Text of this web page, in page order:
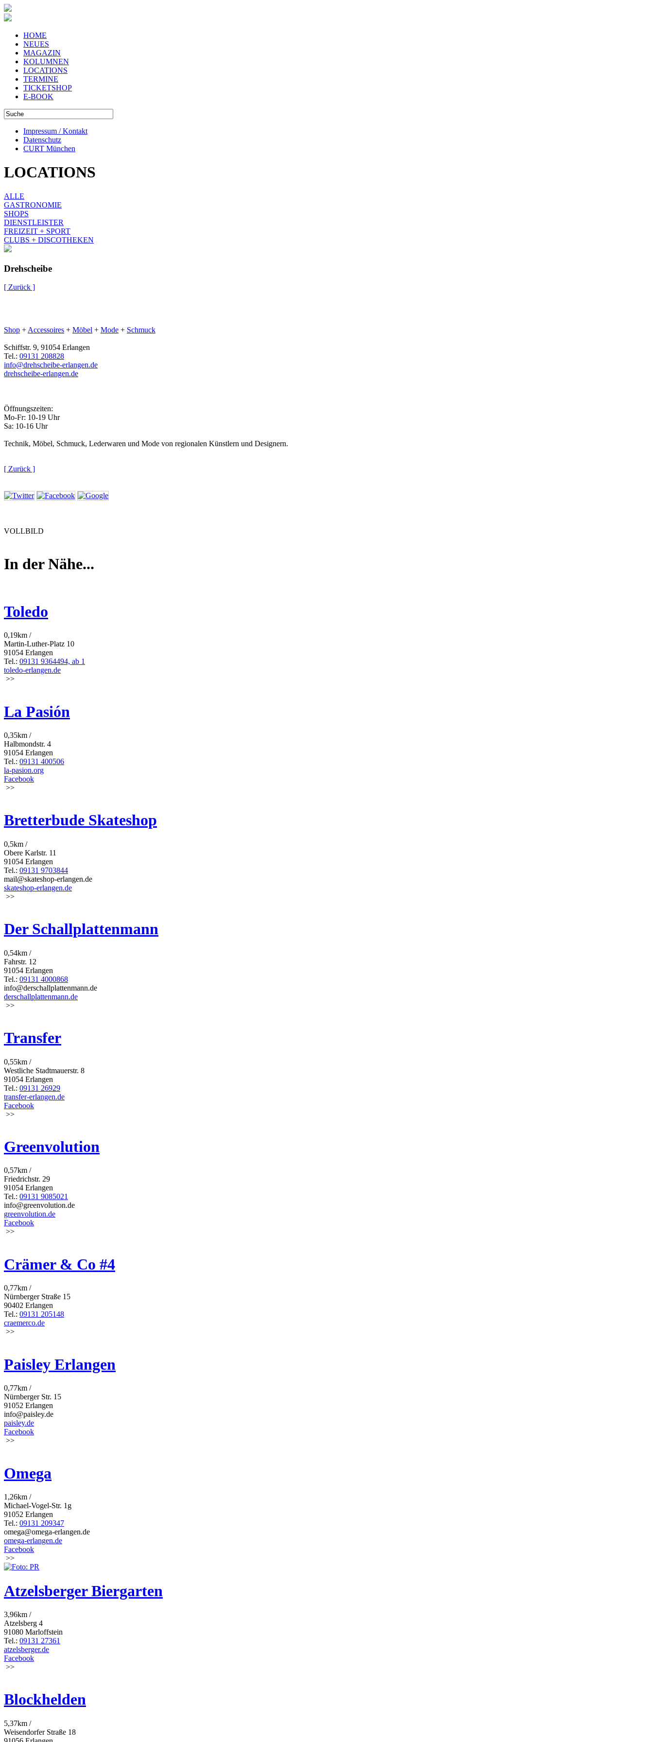
HOME
NEUES
MAGAZIN
KOLUMNEN
LOCATIONS
TERMINE
TICKETSHOP
E-BOOK
Impressum / Kontakt
Datenschutz
CURT München
LOCATIONS
ALLE
GASTRONOMIE
SHOPS
DIENSTLEISTER
FREIZEIT + SPORT
CLUBS + DISCOTHEKEN
Drehscheibe
[ Zurück ]
Shop + Accessoires + Möbel + Mode + Schmuck
Schiffstr. 9, 91054 Erlangen
Tel.: 09131 208828
info@drehscheibe-erlangen.de
drehscheibe-erlangen.de
Öffnungszeiten:
Mo-Fr: 10-19 Uhr
Sa: 10-16 Uhr
Technik, Möbel, Schmuck, Lederwaren und Mode von regionalen Künstlern und Designern.
[ Zurück ]
VOLLBILD
In der Nähe...
Toledo
0,19km /
Martin-Luther-Platz 10
91054 Erlangen
Tel.: 09131 9364494, ab 1
toledo-erlangen.de
>>
La Pasión
0,35km /
Halbmondstr. 4
91054 Erlangen
Tel.: 09131 400506
la-pasion.org
Facebook
>>
Bretterbude Skateshop
0,5km /
Obere Karlstr. 11
91054 Erlangen
Tel.: 09131 9703844
mail@skateshop-erlangen.de
skateshop-erlangen.de
>>
Der Schallplattenmann
0,54km /
Fahrstr. 12
91054 Erlangen
Tel.: 09131 4000868
info@derschallplattenmann.de
derschallplattenmann.de
>>
Transfer
0,55km /
Westliche Stadtmauerstr. 8
91054 Erlangen
Tel.: 09131 26929
transfer-erlangen.de
Facebook
>>
Greenvolution
0,57km /
Friedrichstr. 29
91054 Erlangen
Tel.: 09131 9085021
info@greenvolution.de
greenvolution.de
Facebook
>>
Crämer & Co #4
0,77km /
Nürnberger Straße 15
90402 Erlangen
Tel.: 09131 205148
craemerco.de
>>
Paisley Erlangen
0,77km /
Nürnberger Str. 15
91052 Erlangen
info@paisley.de
paisley.de
Facebook
>>
Omega
1,26km /
Michael-Vogel-Str. 1g
91052 Erlangen
Tel.: 09131 209347
omega@omega-erlangen.de
omega-erlangen.de
Facebook
>>
Atzelsberger Biergarten
3,96km /
Atzelsberg 4
91080 Marloffstein
Tel.: 09131 27361
atzelsberger.de
Facebook
>>
Blockhelden
5,37km /
Weisendorfer Straße 18